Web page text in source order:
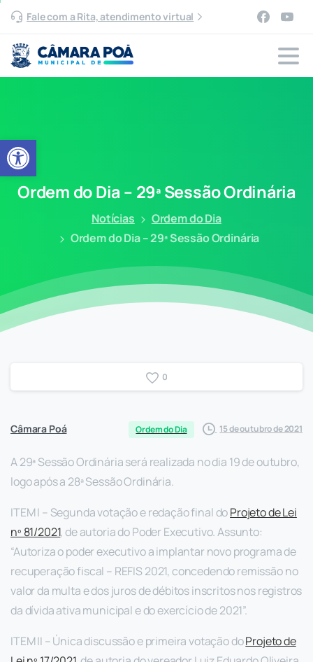
Abrir a barra de ferramentas
Fale com a Rita, atendimento virtual
Ordem doDia – 29ªSessãoOrdinária
Notícias
Ordem do Dia
Ordem do Dia – 29ª Sessão Ordinária
0
Câmara Poá Ordem do Dia 15 de outubro de 2021
A 29ª Sessão Ordinária será realizada no dia 19 de outubro,
logo após a 28ª Sessão Ordinária.
ITEM I – Segunda votação e redação final doProjeto de Lei
nº 81/2021, de autoria do Poder Executivo. Assunto:
“Autoriza o poder executivo a implantar novo programa de
recuperação fiscal – REFIS 2021, concedendo remissão no
valor da multa e dos juros de débitos inscritos nos registros
da dívida ativa municipal e do exercício de 2021”.
ITEM II – Única discussão e primeira votação doProjeto de